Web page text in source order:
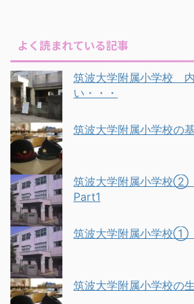
よく読まれている記事
筑波大学附属小学校
い・・・
筑波大学附属小学校の
筑波大学附属小学校②
Part1
筑波大学附属小学校
筑波大学附属小学校の